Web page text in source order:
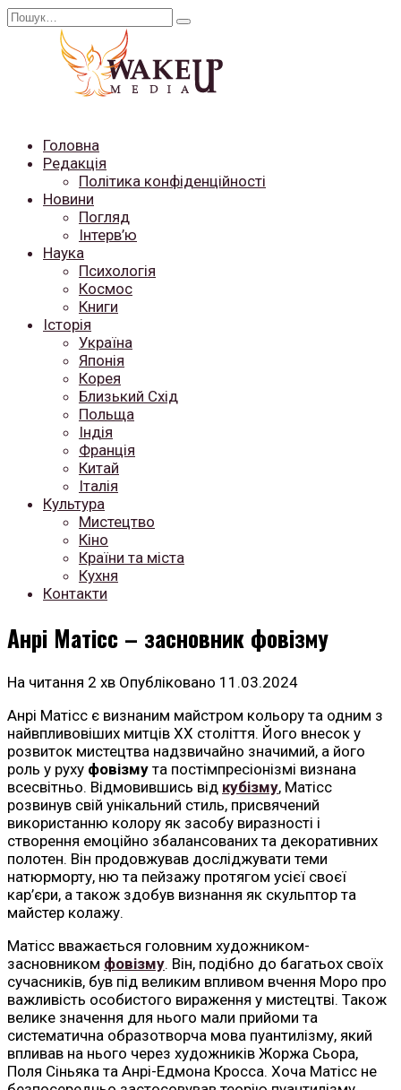
Перейти
Search
Головна
Редакція
Політика конфіденційності
Новини
Погляд
Інтерв’ю
Наука
Психологія
Космос
Книги
Історія
Україна
Японія
Корея
Близький Схід
Польща
Індія
Франція
Китай
Італія
Культура
Мистецтво
Кіно
Країни та міста
Кухня
Контакти
Анрі Матісс – засновник фовізму
На читання 2 хв Опубліковано 11.03.2024
Анрі Матісс є визнаним майстром кольору та одним з
найвпливовіших митців XX століття. Його внесок у
розвиток мистецтва надзвичайно значимий, а його
роль у руху фовізму та постімпресіонізмі визнана
всесвітньо. Відмовившись від кубізму, Матісс
розвинув свій унікальний стиль, присвячений
використанню колору як засобу виразності і
створення емоційно збалансованих та декоративних
полотен. Він продовжував досліджувати теми
натюрморту, ню та пейзажу протягом усієї своєї
кар’єри, а також здобув визнання як скульптор та
майстер колажу.
Матісс вважається головним художником-
засновником фовізму. Він, подібно до багатьох своїх
сучасників, був під великим впливом вчення Моро про
важливість особистого вираження у мистецтві. Також
велике значення для нього мали прийоми та
систематична образотворча мова пуантилізму, який
впливав на нього через художників Жоржа Сьора,
Поля Сіньяка та Анрі-Едмона Кросса. Хоча Матісс не